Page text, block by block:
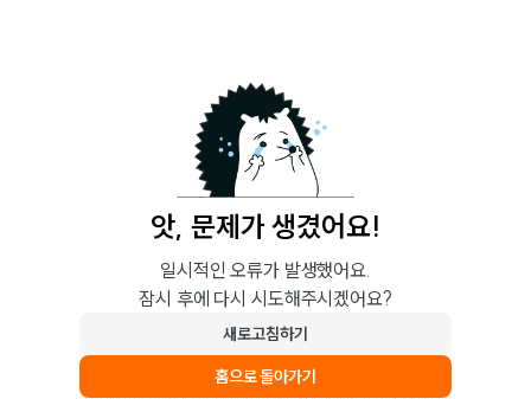
앗, 문제가 생겼어요!
일시적인 오류가 발생했어요.
잠시 후에 다시 시도해주시겠어요?
새로고침하기
홈으로 돌아가기